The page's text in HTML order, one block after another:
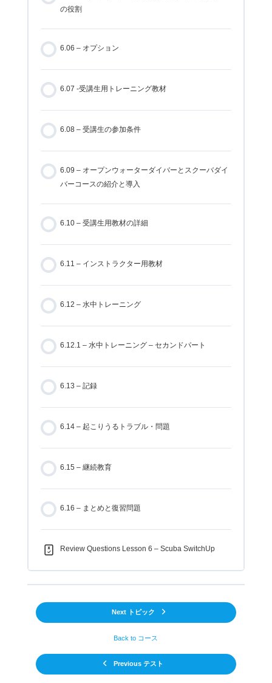
の役割
6.06 – オプション
6.07 -受講生用トレーニング教材
6.08 – 受講生の参加条件
6.09 – オープンウォーターダイバーとスクーバダイ
バーコースの紹介と導入
6.10 – 受講生用教材の詳細
6.11 – インストラクター用教材
6.12 – 水中トレーニング
6.12.1 – 水中トレーニング – セカンドパート
6.13 – 記録
6.14 – 起こりうるトラブル・問題
6.15 – 継続教育
6.16 – まとめと復習問題
Review Questions Lesson 6 – Scuba SwitchUp
Previous テスト
Back to コース
Next トピック